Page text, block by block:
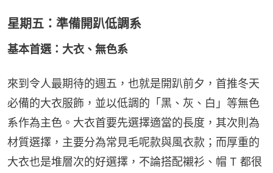
星期五：準備開趴低調系
基本首選：大衣、無色系
來到令人最期待的週五，也就是開趴前夕，首推冬天
必備的大衣服飾，並以低調的「黑、灰、白」等無色
系作為主色。大衣首要先選擇適當的長度，其次則為
材質選擇，主要分為常見毛呢款與風衣款；而厚重的
大衣也是堆層次的好選擇，不論搭配襯衫、帽 T 都很